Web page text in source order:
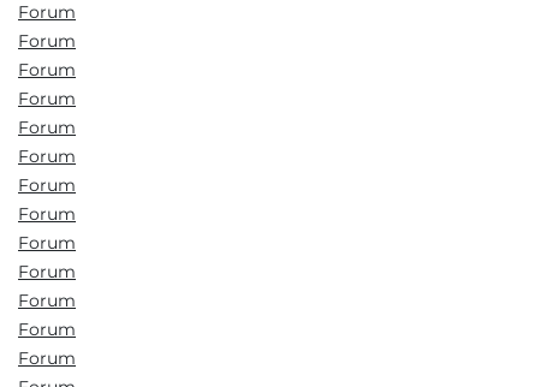
Forum
Forum
Forum
Forum
Forum
Forum
Forum
Forum
Forum
Forum
Forum
Forum
Forum